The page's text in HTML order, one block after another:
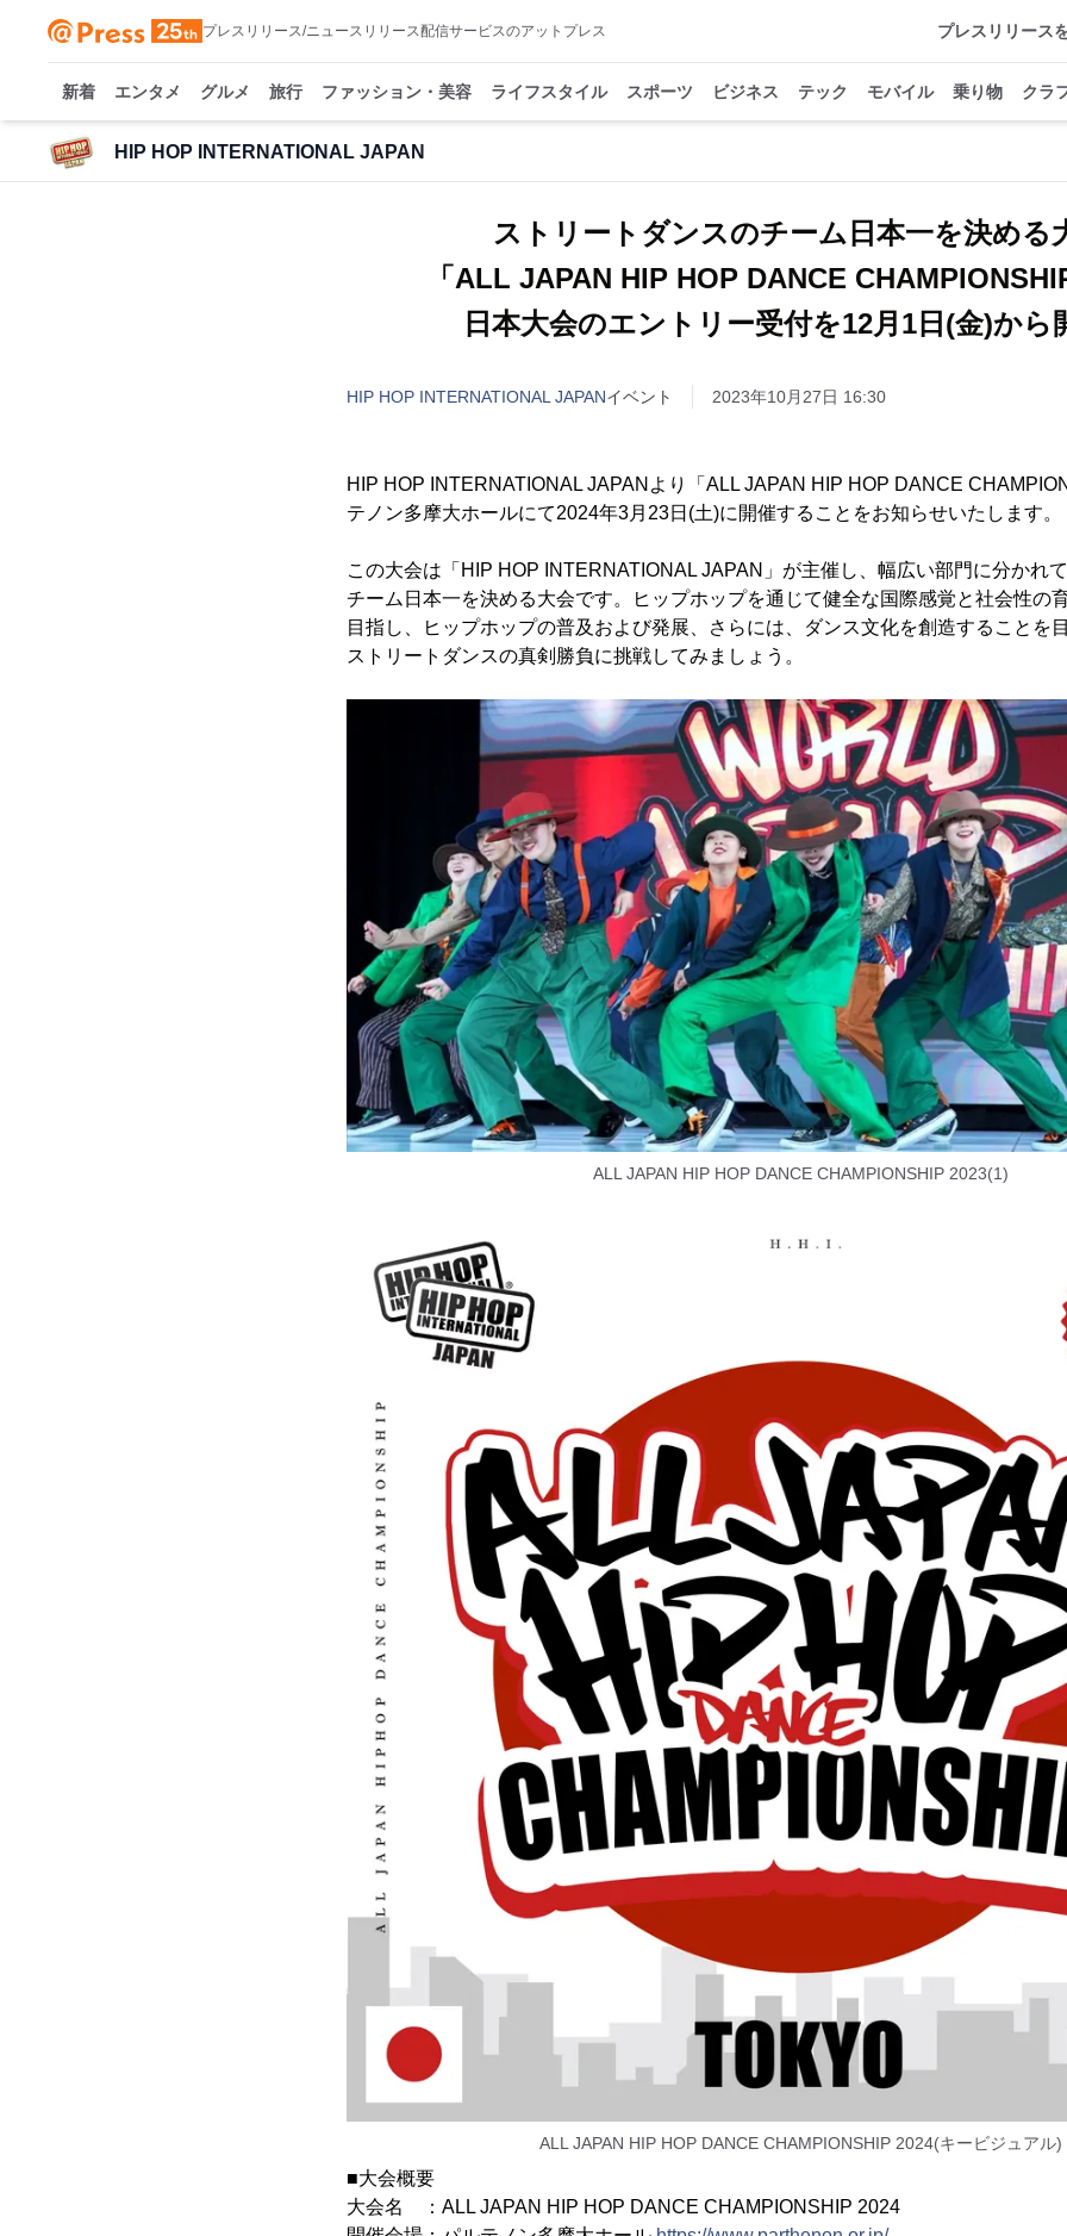
プレスリリース/ニュースリリース配信サービスのアットプレス プレスリリース
新着 エンタメ グルメ 旅行 ファッション・美容 ライフスタイル スポーツ ビジネス テック モバイル 乗り物 クラ
HIP HOP INTERNATIONAL JAPAN
ストリートダンスのチーム日本一を決める
「ALL JAPAN HIP HOP DANCE
日本大会のエントリー受付を12月1日(金)から
HIP HOP INTERNATIONAL JAPANイベント 2023年10月27日 16:30
HIP HOP INTERNATIONAL JAPANより「ALL JAPAN HIP HOP DANCE
テノン多摩大ホールにて2024年3月23日(土)に開催することをお知らせいたします。
この大会は「HIP HOP INTERNATIONAL JAPAN」が主催し、幅広い部門に分かれ
チーム日本一を決める大会です。ヒップホップを通じて健全な国際感覚と社会性の
目指し、ヒップホップの普及および発展、さらには、ダンス文化を創造することを
ストリートダンスの真剣勝負に挑戦してみましょう。
ALL JAPAN HIP HOP DANCE CHAMPIONSHIP 2023(1)
ALL JAPAN HIP HOP DANCE CHAMPIONSHIP 2024(キービジュアル)
■大会概要
大会名 ：ALL JAPAN HIP HOP DANCE CHAMPIONSHIP 2024